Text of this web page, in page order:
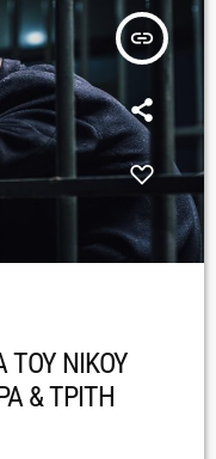
insert_link
ΤΟΥ ΝΙΚΟΥ
& ΤΡΙΤΗ